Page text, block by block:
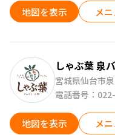
地図を表示 メ
しゃぶ葉 泉
宮城県仙台市
電話番号：
地図を表示 メ